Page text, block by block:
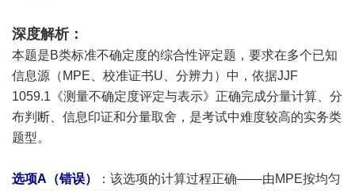
深度解析：
本题是B类标准不确定度的综合性评定题，要求在多个已知
信息源（MPE、校准证书U、分辨力）中，依据JJF
1059.1《测量不确定度评定与表示》正确完成分量计算、分
布判断、信息印证和分量取舍，是考试中难度较高的实务类
题型。
选项A（错误）
：该选项的计算过程正确——由MPE按均匀